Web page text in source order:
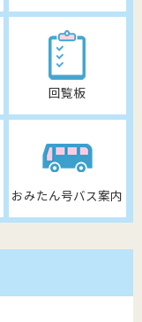
回覧板
おみたん号バス案内